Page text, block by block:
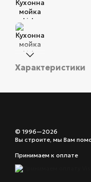
Характеристики
© 1996—2026
Вы строите, мы Вам
Принимаем к оплате